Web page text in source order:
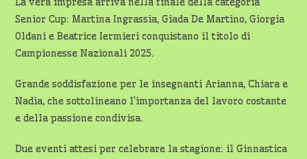
Senior Cup: Martina Ingrassia, Giada De Martino, Giorgia
Oldani e Beatrice Iermieri conquistano il titolo di
Campionesse Nazionali 2025.
Grande soddisfazione per le insegnanti Arianna, Chiara e
Nadia, che sottolineano l’importanza del lavoro costante
e della passione condivisa.
Due eventi attesi per celebrare la stagione: il Ginnastica